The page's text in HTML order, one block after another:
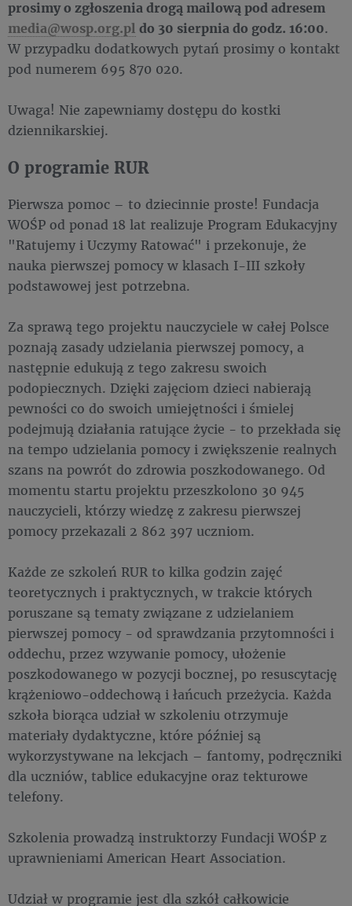
prosimy o zgłoszenia drogą mailową pod adresem
media@wosp.org.pl do 30 sierpnia do godz. 16:00.
W przypadku dodatkowych pytań prosimy o kontakt
pod numerem 695 870 020.
Uwaga! Nie zapewniamy dostępu do kostki
dziennikarskiej.
O programie RUR
Pierwsza pomoc – to dziecinnie proste! Fundacja
WOŚP od ponad 18 lat realizuje Program Edukacyjny
"Ratujemy i Uczymy Ratować" i przekonuje, że
nauka pierwszej pomocy w klasach I-III szkoły
podstawowej jest potrzebna.
Za sprawą tego projektu nauczyciele w całej Polsce
poznają zasady udzielania pierwszej pomocy, a
następnie edukują z tego zakresu swoich
podopiecznych. Dzięki zajęciom dzieci nabierają
pewności co do swoich umiejętności i śmielej
podejmują działania ratujące życie - to przekłada się
na tempo udzielania pomocy i zwiększenie realnych
szans na powrót do zdrowia poszkodowanego. Od
momentu startu projektu przeszkolono 30 945
nauczycieli, którzy wiedzę z zakresu pierwszej
pomocy przekazali 2 862 397 uczniom.
Każde ze szkoleń RUR to kilka godzin zajęć
teoretycznych i praktycznych, w trakcie których
poruszane są tematy związane z udzielaniem
pierwszej pomocy - od sprawdzania przytomności i
oddechu, przez wzywanie pomocy, ułożenie
poszkodowanego w pozycji bocznej, po resuscytację
krążeniowo-oddechową i łańcuch przeżycia. Każda
szkoła biorąca udział w szkoleniu otrzymuje
materiały dydaktyczne, które później są
wykorzystywane na lekcjach – fantomy, podręczniki
dla uczniów, tablice edukacyjne oraz tekturowe
telefony.
Szkolenia prowadzą instruktorzy Fundacji WOŚP z
uprawnieniami American Heart Association.
Udział w programie jest dla szkół całkowicie